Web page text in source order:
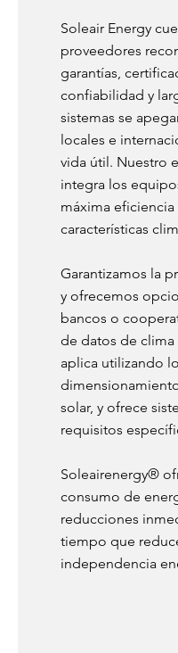
Soleair Energy
proveedores
garantías,
confiabilidad y
sistemas se
locales e
vida útil. Nuestro
integra los
máxima
características
Garantizamos la
y ofrecemos
bancos o
de datos de clima
aplica utilizando
solar, y ofrece
requisitos
Soleairenergy®
consumo de
reducciones
tiempo que
independencia